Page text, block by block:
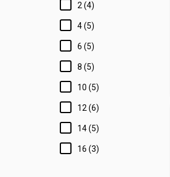
2 (4)
4 (5)
6 (5)
8 (5)
10 (5)
12 (6)
14 (5)
16 (3)